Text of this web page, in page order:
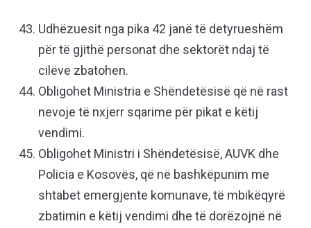
Udhëzuesit nga pika 42 janë të detyrueshëm
për të gjithë personat dhe sektorët ndaj të
cilëve zbatohen.
Obligohet Ministria e Shëndetësisë që në rast
nevoje të nxjerr sqarime për pikat e këtij
vendimi.
Obligohet Ministri i Shëndetësisë, AUVK dhe
Policia e Kosovës, që në bashkëpunim me
shtabet emergjente komunave, të mbikëqyrë
zbatimin e këtij vendimi dhe të dorëzojnë në